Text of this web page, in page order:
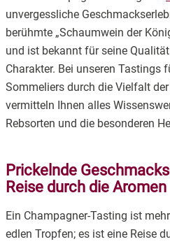
3. Unvergessliche Erlebnisse
besondere Anlässe
4. Einfach und unkompliziert –
Champagner-Tasting
unvergessliche
berühmte „Schaumwein der
und ist bekannt für seine
Charakter. Bei unseren Tastings
Sommeliers durch die Vielfalt
vermitteln Ihnen alles
Rebsorten und die besonderen
Prickelnde
Reise durch die Aromen
Ein Champagner-Tasting ist
edlen Tropfen; es ist eine Reise